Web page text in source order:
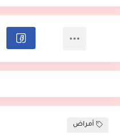
أمراض